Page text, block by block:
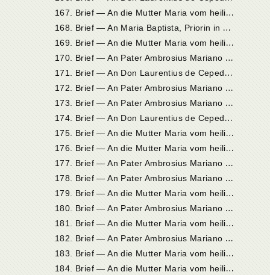
1
67. Brief — An die Mutter Maria vom heiligen Joseph, Priorin in Sevilla
1
68. Brief — An Maria Baptista, Priorin in Valladolid
1
69. Brief — An die Mutter Maria vom heiligen Joseph, Priorin in Sevilla
1
70. Brief — An Pater Ambrosius Mariano in Madrid
1
71. Brief — An Don Laurentius de Cepeda in Ávila
1
72. Brief — An Pater Ambrosius Mariano in Madrid
1
73. Brief — An Pater Ambrosius Mariano in Madrid
1
74. Brief — An Don Laurentius de Cepeda in Ávila
1
75. Brief — An die Mutter Maria vom heiligen Joseph, Priorin in Sevilla
1
76. Brief — An die Mutter Maria vom heiligen Joseph, Priorin in Sevilla
1
77. Brief — An Pater Ambrosius Mariano in Alcalá de Henares
1
78. Brief — An Pater Ambrosius Mariano in Madrid
1
79. Brief — An die Mutter Maria vom heiligen Joseph, Priorin in Sevilla
1
80. Brief — An Pater Ambrosius Mariano in Madrid
1
81. Brief — An die Mutter Maria vom heiligen Joseph, Priorin in Sevilla
1
82. Brief — An Pater Ambrosius Mariano in Madrid
1
83. Brief — An die Mutter Maria vom heiligen Joseph, Priorin in Sevilla
1
84. Brief — An die Mutter Maria vom heiligen Joseph, Priorin in Sevilla